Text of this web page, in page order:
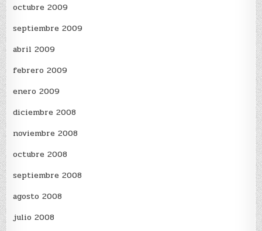
octubre 2009
septiembre 2009
abril 2009
febrero 2009
enero 2009
diciembre 2008
noviembre 2008
octubre 2008
septiembre 2008
agosto 2008
julio 2008